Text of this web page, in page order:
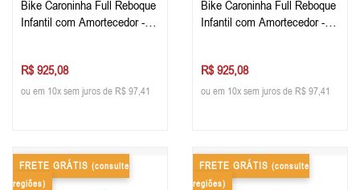
Bike Caroninha Full Reboque
Infantil com Amortecedor -
R$ 925,08
ou em 10x sem juros de R$ 97,41
Bike Caroninha Full Reboque
Infantil com Amortecedor -
R$ 925,08
ou em 10x sem juros de R$ 97,41
FRETE GRÁTIS (consulte
regiões)
FRETE GRÁTIS (consulte
regiões)